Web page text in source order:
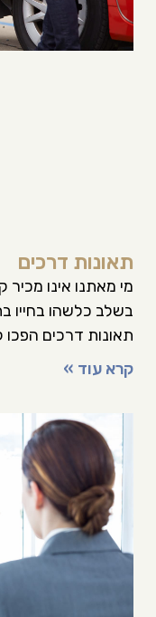
תאונות דרכים
מי מאתנו אינו
בשלב כלשהו בחייו
תאונות דרכים
קרא עוד »